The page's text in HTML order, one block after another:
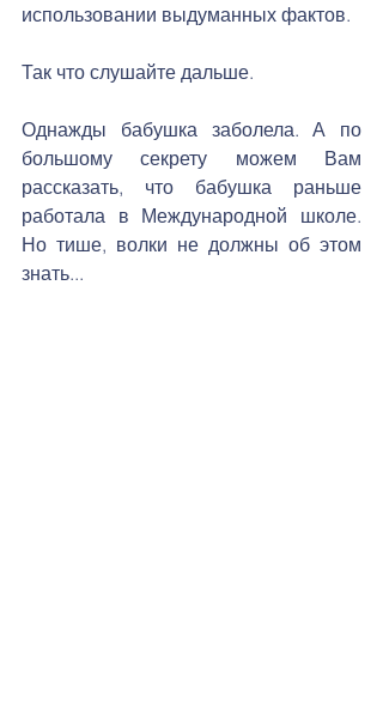
использовании выдуманных фактов.
Так что слушайте дальше.
Однажды бабушка заболела. А по
большому секрету можем Вам
рассказать, что бабушка раньше
работала в Международной школе.
Но тише, волки не должны об этом
знать...